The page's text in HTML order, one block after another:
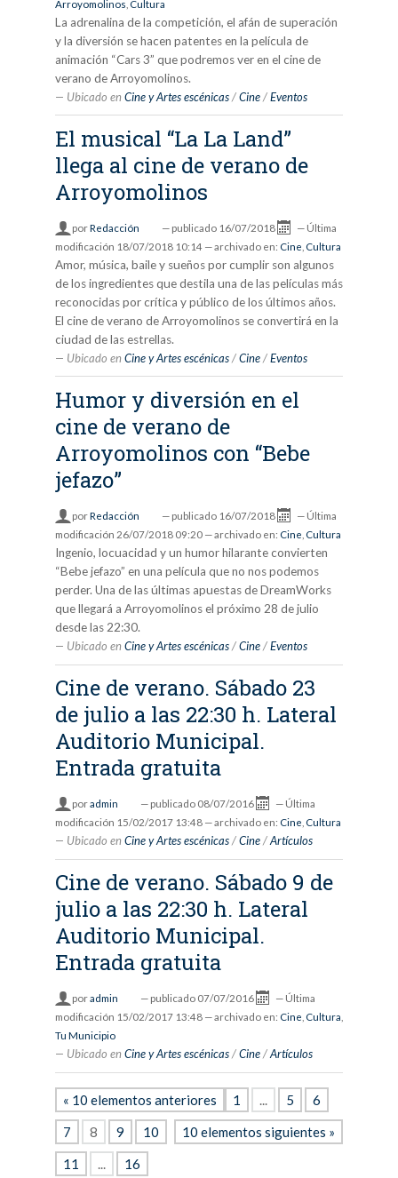
Arroyomolinos Cultura
La adrenalina de la competición, el afán de superación
y la diversión se hacen patentes en la película de
animación “Cars 3” que podremos ver en el cine de
verano de Arroyomolinos.
Ubicado en Cine y Artes escénicas /Cine /Eventos
El musical “La La Land”
llega al cine de verano de
Arroyomolinos
porRedacción — publicado 16/07/2018 — Última
modificación 18/07/2018 10:14 — archivado en: Cine Cultura
Amor, música, baile y sueños por cumplir son algunos
de los ingredientes que destila una de las películas más
reconocidas por crítica y público de los últimos años.
El cine de verano de Arroyomolinos se convertirá en la
ciudad de las estrellas.
Ubicado en Cine y Artes escénicas /Cine /Eventos
Humor y diversión en el
cine de verano de
Arroyomolinos con “Bebe
jefazo”
porRedacción — publicado 16/07/2018 — Última
modificación 26/07/2018 09:20 — archivado en: Cine Cultura
Ingenio, locuacidad y un humor hilarante convierten
“Bebe jefazo” en una película que no nos podemos
perder. Una de las últimas apuestas de DreamWorks
que llegará a Arroyomolinos el próximo 28 de julio
desde las 22:30.
Ubicado en Cine y Artes escénicas /Cine /Eventos
Cine de verano. Sábado 23
de julio a las 22:30 h. Lateral
Auditorio Municipal.
Entrada gratuita
poradmin — publicado 08/07/2016 — Última
modificación 15/02/2017 13:48 — archivado en: Cine Cultura
Ubicado en Cine y Artes escénicas /Cine /Artículos
Cine de verano. Sábado 9 de
julio a las 22:30 h. Lateral
Auditorio Municipal.
Entrada gratuita
poradmin — publicado 07/07/2016 — Última
modificación 15/02/2017 13:48 — archivado en: Cine Cultura
Tu Municipio
Ubicado en Cine y Artes escénicas /Cine /Artículos
« 10 elementos anteriores
10 elementos siguientes »
1 ... 5
6
7
8 9
10
11
... 16